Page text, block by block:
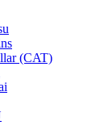
(CAT)